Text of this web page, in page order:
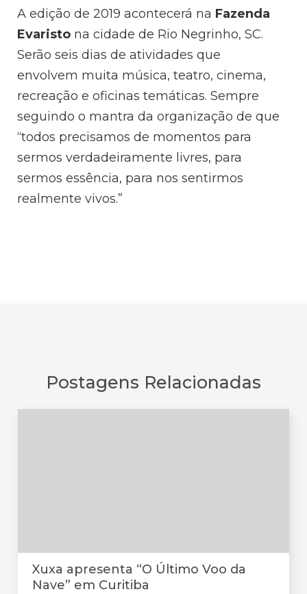
A edição de 2019 acontecerá na Fazenda
Evaristo na cidade de Rio Negrinho, SC.
Serão seis dias de atividades que
envolvem muita música, teatro, cinema,
recreação e oficinas temáticas. Sempre
seguindo o mantra da organização de que
“todos precisamos de momentos para
sermos verdadeiramente livres, para
sermos essência, para nos sentirmos
realmente vivos.”
Postagens Relacionadas
Xuxa apresenta “O Último Voo da
Nave” em Curitiba